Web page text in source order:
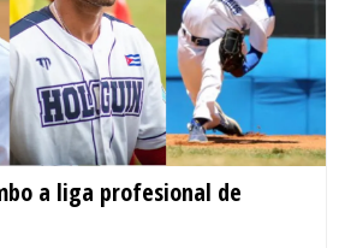
a liga profesional de